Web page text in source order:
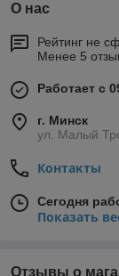
О нас
Рейтинг не
Менее 5
Работает с
г. Минск
ул. Малый
Контакты
Сегодня
Показать
Отзывы о